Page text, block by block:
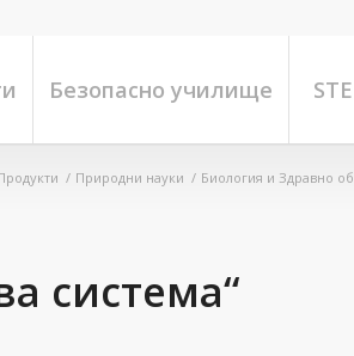
Безопасно училище
/ Природни науки / Биология и Здравно
система“